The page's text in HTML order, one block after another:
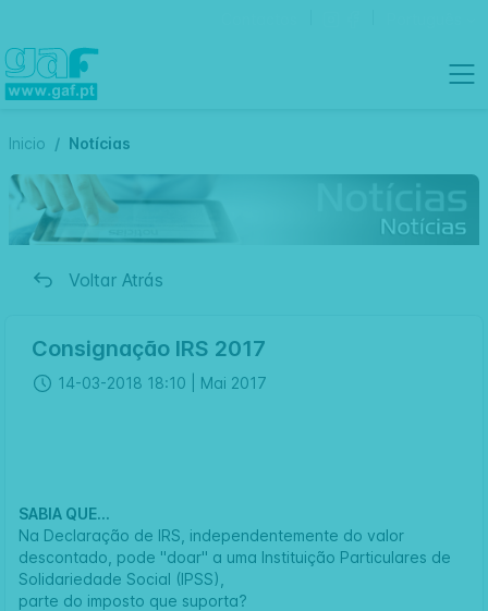
Inicio Notícias
Voltar Atrás
Consignação IRS 2017
14-03-2018 18:10 | Mai 2017
SABIA QUE...
Na Declaração de IRS, independentemente do valor
descontado, pode "doar" a uma Instituição Particulares de
Solidariedade Social (IPSS),
parte do imposto que suporta?